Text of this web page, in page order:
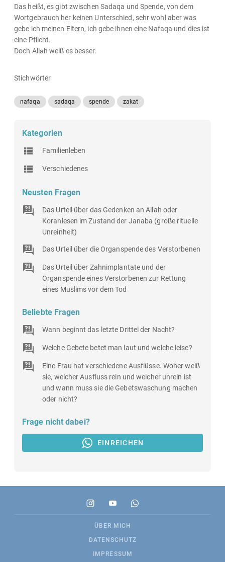
Das heißt, es gibt zwischen Sadaqa und Spende, von dem
Wortgebrauch her keinen Unterschied, sehr wohl aber was
gebe ich meinen Eltern, ich gebe ihnen eine Nafaqa und dies ist
eine Pflicht.
Doch Allāh weiß es besser.
Stichwörter
nafaqa sadaqa spende zakat
Kategorien
Familienleben
Verschiedenes
Neusten Fragen
Das Urteil über das Gedenken an Allah oder
Koranlesen im Zustand der Janaba (große rituelle
Unreinheit)
Das Urteil über die Organspende des Verstorbenen
Das Urteil über Zahnimplantate und der
Organspende eines Verstorbenen zur Rettung
eines Muslims vor dem Tod
Beliebte Fragen
Wann beginnt das letzte Drittel der Nacht?
Welche Gebete betet man laut und welche leise?
Eine Frau hat verschiedene Ausflüsse. Woher weiß
sie, welcher Ausfluss rein und welcher unrein ist
und wann muss sie die Gebetswaschung machen
oder nicht?
Frage nicht dabei?
EINREICHEN
ÜBER MICH
DATENSCHUTZ
IMPRESSUM